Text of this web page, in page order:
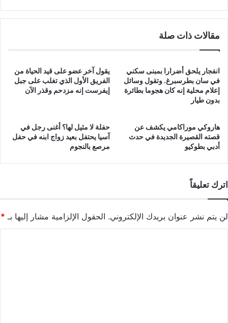
مقالات ذات صلة
انفجار يلحق أضرارا بمبنى سكني
في سان بطرسبرغ. وتقول وسائل
إعلام محلية إنه كان هجوما بطائرة
بدون طيار
يقول آخر عضو على قيد الحياة من
الفريق الأول الذي تغلب على جبل
إيفرست إنه مزدحم وقذر الآن
هاروكي موراكامي يكشف عن
قصته القصيرة الجديدة في حدث
أدبي بطوكيو
حفلة لا مثيل لها؟ أغنى رجل في
آسيا يحتفل بعيد زواج ابنه في حفل
مرصع بالنجوم
اترك تعليقاً
لن يتم نشر عنوان بريدك الإلكتروني. الحقول الإلزامية مشار إليها بـ *